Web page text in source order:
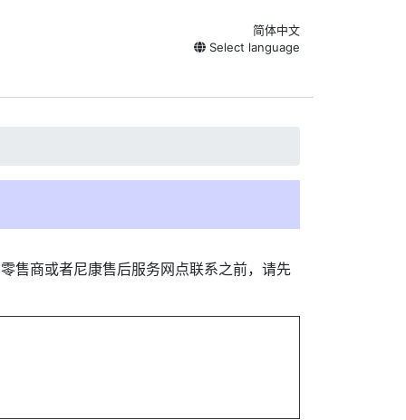
简体中文
Select language
售商或者尼康售后服务网点联系之前，请先